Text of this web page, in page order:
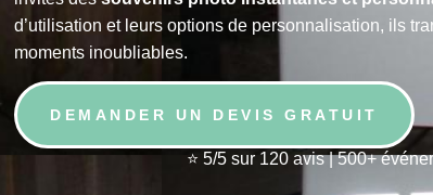
d’utilisation et leurs options de personnalisation, ils
moments inoubliables.
DEMANDER UN DEVIS GRATUIT
⭐ 5/5 sur 120 avis | 500+